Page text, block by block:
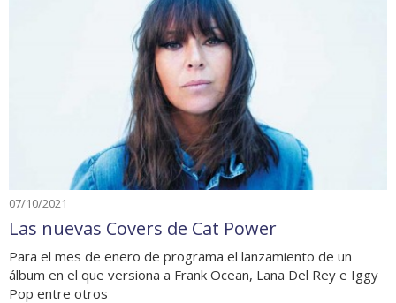
07/10/2021
Las nuevas Covers de Cat Power
Para el mes de enero de programa el lanzamiento de un
álbum en el que versiona a Frank Ocean, Lana Del Rey e Iggy
Pop entre otros